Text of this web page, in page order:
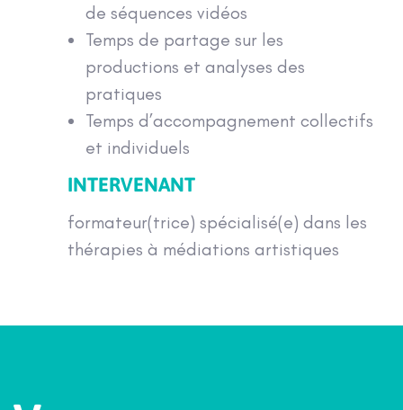
de séquences vidéos
Temps de partage sur les
productions et analyses des
pratiques
Temps d’accompagnement collectifs
et individuels
INTERVENANT
formateur(trice) spécialisé(e) dans les
thérapies à médiations artistiques